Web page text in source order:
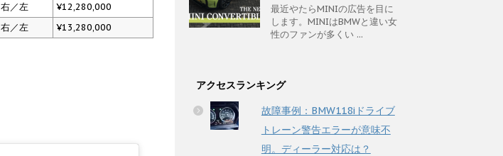
右／左
¥12,280,000
右／左 ¥13,280,000
最近やたらMINIの広告を目に
します。MINIはBMWと違い女
性のファンが多くい ...
アクセスランキング
故障事例：BMW118iドライブ
トレーン警告エラーが意味不
明。ディーラー対応は？